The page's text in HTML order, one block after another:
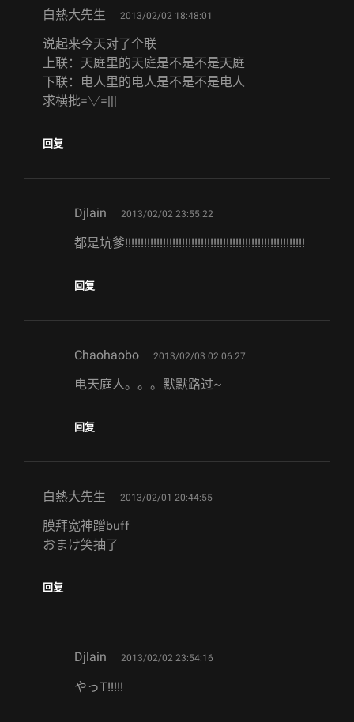
白熱大先生 says:
2013/02/02 18:48:01
说起来今天对了个联
上联：天庭里的天庭是不是不是天庭
下联：电人里的电人是不是不是电人
求横批=▽=|||
回复
Djlain says:
2013/02/02 23:55:22
都是坑爹!!!!!!!!!!!!!!!!!!!!!!!!!!!!!!!!!!!!!!!!!!!!!!!!!!!!!!!!!
回复
Chaohaobo says:
2013/02/03 02:06:27
电天庭人。。。默默路过~
回复
白熱大先生 says:
2013/02/01 20:44:55
膜拜宽神蹭buff
おまけ笑抽了
回复
Djlain says:
2013/02/02 23:54:16
やっT!!!!!